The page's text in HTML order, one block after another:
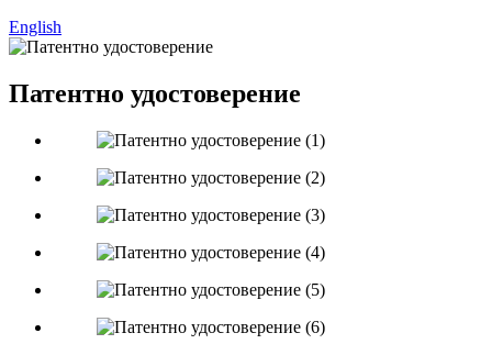
English
Патентно удостоверение